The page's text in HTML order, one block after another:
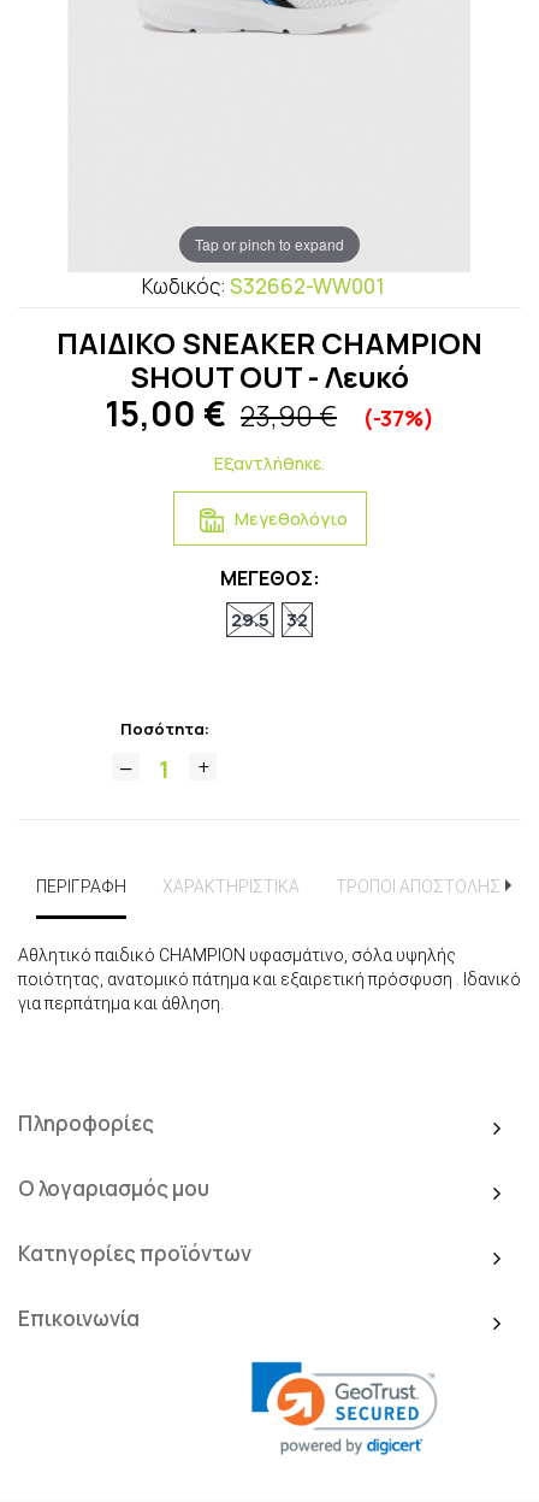
Tap or pinch to expand
Κωδικός: S32662-WW001
ΠΑΙΔΙΚΟ SNEAKER CHAMPION
SHOUT OUT - Λευκό
15,00 € 23,90 € (-37%)
Εξαντλήθηκε.
Μεγεθολόγιο
ΜΕΓΕΘΟΣ:
29.5 32
Ποσότητα:
ΠΕΡΙΓΡΑΦΗ ΧΑΡΑΚΤΗΡΙΣΤΙΚΑ ΤΡΟΠΟΙ ΑΠΟΣΤΟΛΗΣ
Αθλητικό παιδικό CHAMPION υφασμάτινο, σόλα υψηλής
ποιότητας, ανατομικό πάτημα και εξαιρετική πρόσφυση . Ιδανικό
για περπάτημα και άθληση.
Πληροφορίες
Ο λογαριασμός μου
Κατηγορίες προϊόντων
Επικοινωνία